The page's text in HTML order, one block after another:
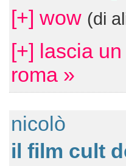
[+] wow (di
[+] lascia
roma »
nicolò
il film cult